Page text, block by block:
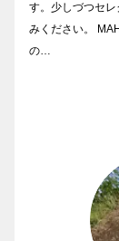
す。少しづつセ
みください。
の…